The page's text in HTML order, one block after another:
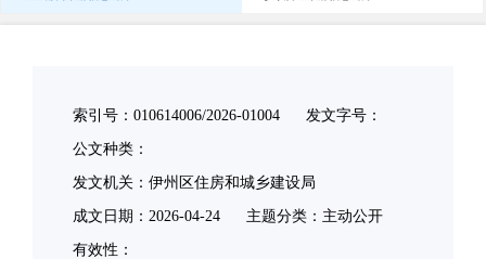
索引号：010614006/2026-01004 发文字号：
公文种类：
发文机关：伊州区住房和城乡建设局
成文日期： 2026-04-24 主题分类：主动公开
有效性：